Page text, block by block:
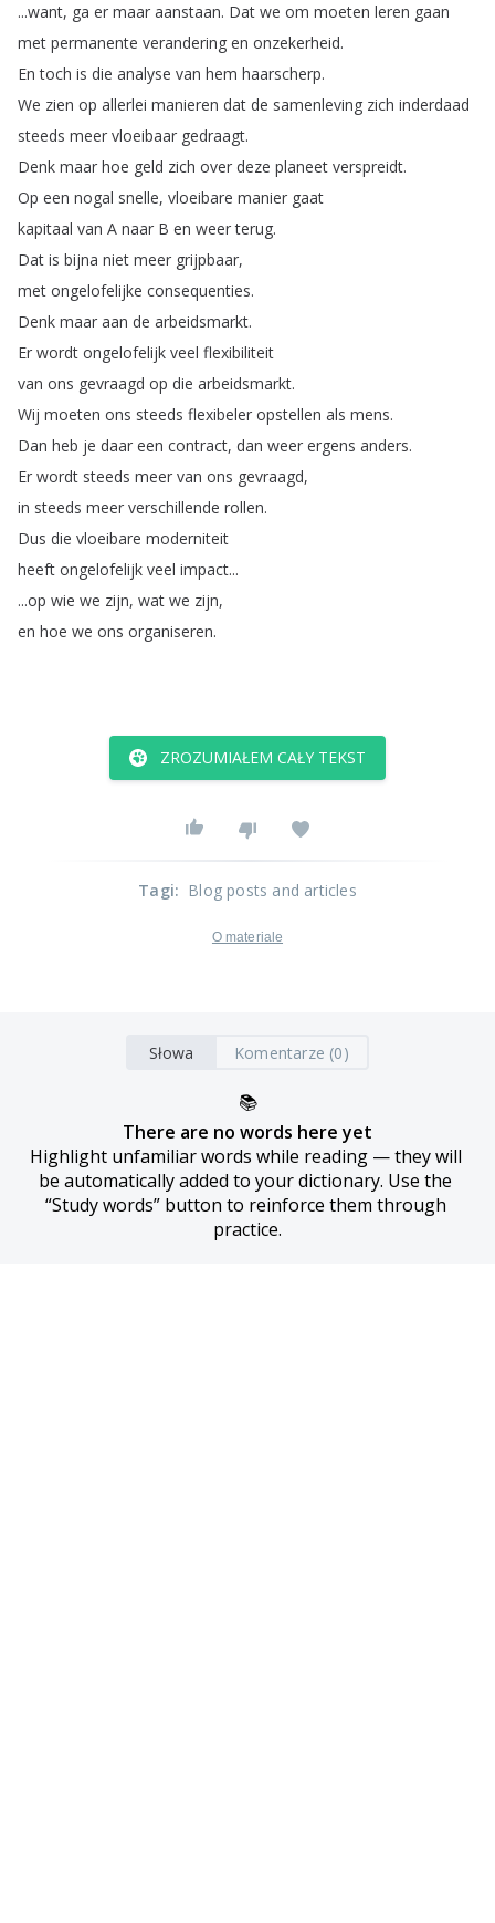
...want, ga er maar aanstaan. Dat we om moeten leren gaan
met permanente verandering en onzekerheid.
En toch is die analyse van hem haarscherp.
We zien op allerlei manieren dat de samenleving zich inderdaad
steeds meer vloeibaar gedraagt.
Denk maar hoe geld zich over deze planeet verspreidt.
Op een nogal snelle, vloeibare manier gaat
kapitaal van A naar B en weer terug.
Dat is bijna niet meer grijpbaar,
met ongelofelijke consequenties.
Denk maar aan de arbeidsmarkt.
Er wordt ongelofelijk veel flexibiliteit
van ons gevraagd op die arbeidsmarkt.
Wij moeten ons steeds flexibeler opstellen als mens.
Dan heb je daar een contract, dan weer ergens anders.
Er wordt steeds meer van ons gevraagd,
in steeds meer verschillende rollen.
Dus die vloeibare moderniteit
heeft ongelofelijk veel impact...
...op wie we zijn, wat we zijn,
en hoe we ons organiseren.
ZROZUMIAŁEM CAŁY TEKST
Tagi: Blog posts and articles
O materiale
Słowa Komentarze (0)
📚
There are no words here yet
Highlight unfamiliar words while reading — they will
be automatically added to your dictionary. Use the
“Study words” button to reinforce them through
practice.